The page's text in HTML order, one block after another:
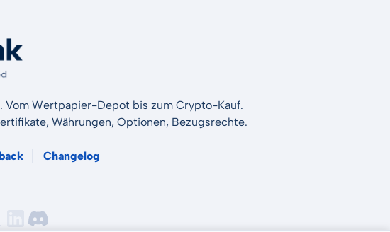
Vom Wertpapier-Depot bis zum Crypto-Kauf.
Währungen, Optionen, Bezugsrechte.
Changelog